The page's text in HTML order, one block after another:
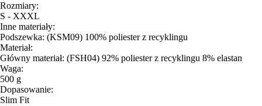
Rozmiary:
S - XXXL
Inne materiały:
Podszewka: (KSM09) 100% poliester z recyklingu
Materiał:
Główny materiał: (FSH04) 92% poliester z recyklingu 8% elastan
Waga:
500 g
Dopasowanie:
Slim Fit